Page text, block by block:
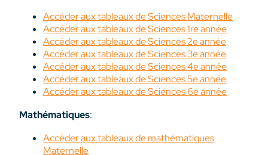
Accéder aux tableaux de Sciences Maternelle
Accéder aux tableaux de Sciences 1re année
Accéder aux tableaux de Sciences 2e année
Accéder aux tableaux de Sciences 3e année
Accéder aux tableaux de Sciences 4e année
Accéder aux tableaux de Sciences 5e année
Accéder aux tableaux de Sciences 6e année
Mathématiques:
Accéder aux tableaux de mathématiques
Maternelle